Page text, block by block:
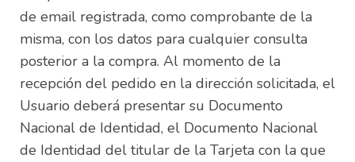
de email registrada, como comprobante de la
misma, con los datos para cualquier consulta
posterior a la compra. Al momento de la
recepción del pedido en la dirección solicitada, el
Usuario deberá presentar su Documento
Nacional de Identidad, el Documento Nacional
de Identidad del titular de la Tarjeta con la que